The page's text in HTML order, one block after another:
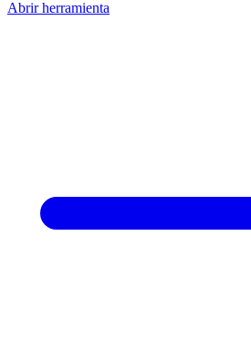
Abrir herramienta